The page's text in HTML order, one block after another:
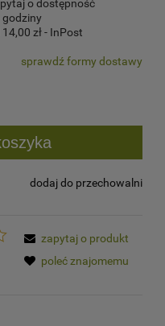
o dostępność
godziny
zł- InPost
płatności
sprawdź formy dostawy
dodaj do przechowalni
zapytaj o produkt
poleć znajomemu